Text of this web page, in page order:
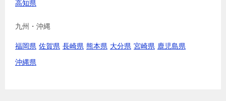
高知県
九州・沖縄
福岡県 佐賀県 長崎県 熊本県 大分県 宮崎県 鹿児島県
沖縄県